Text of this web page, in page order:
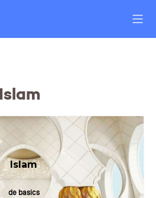
Islam
de basics